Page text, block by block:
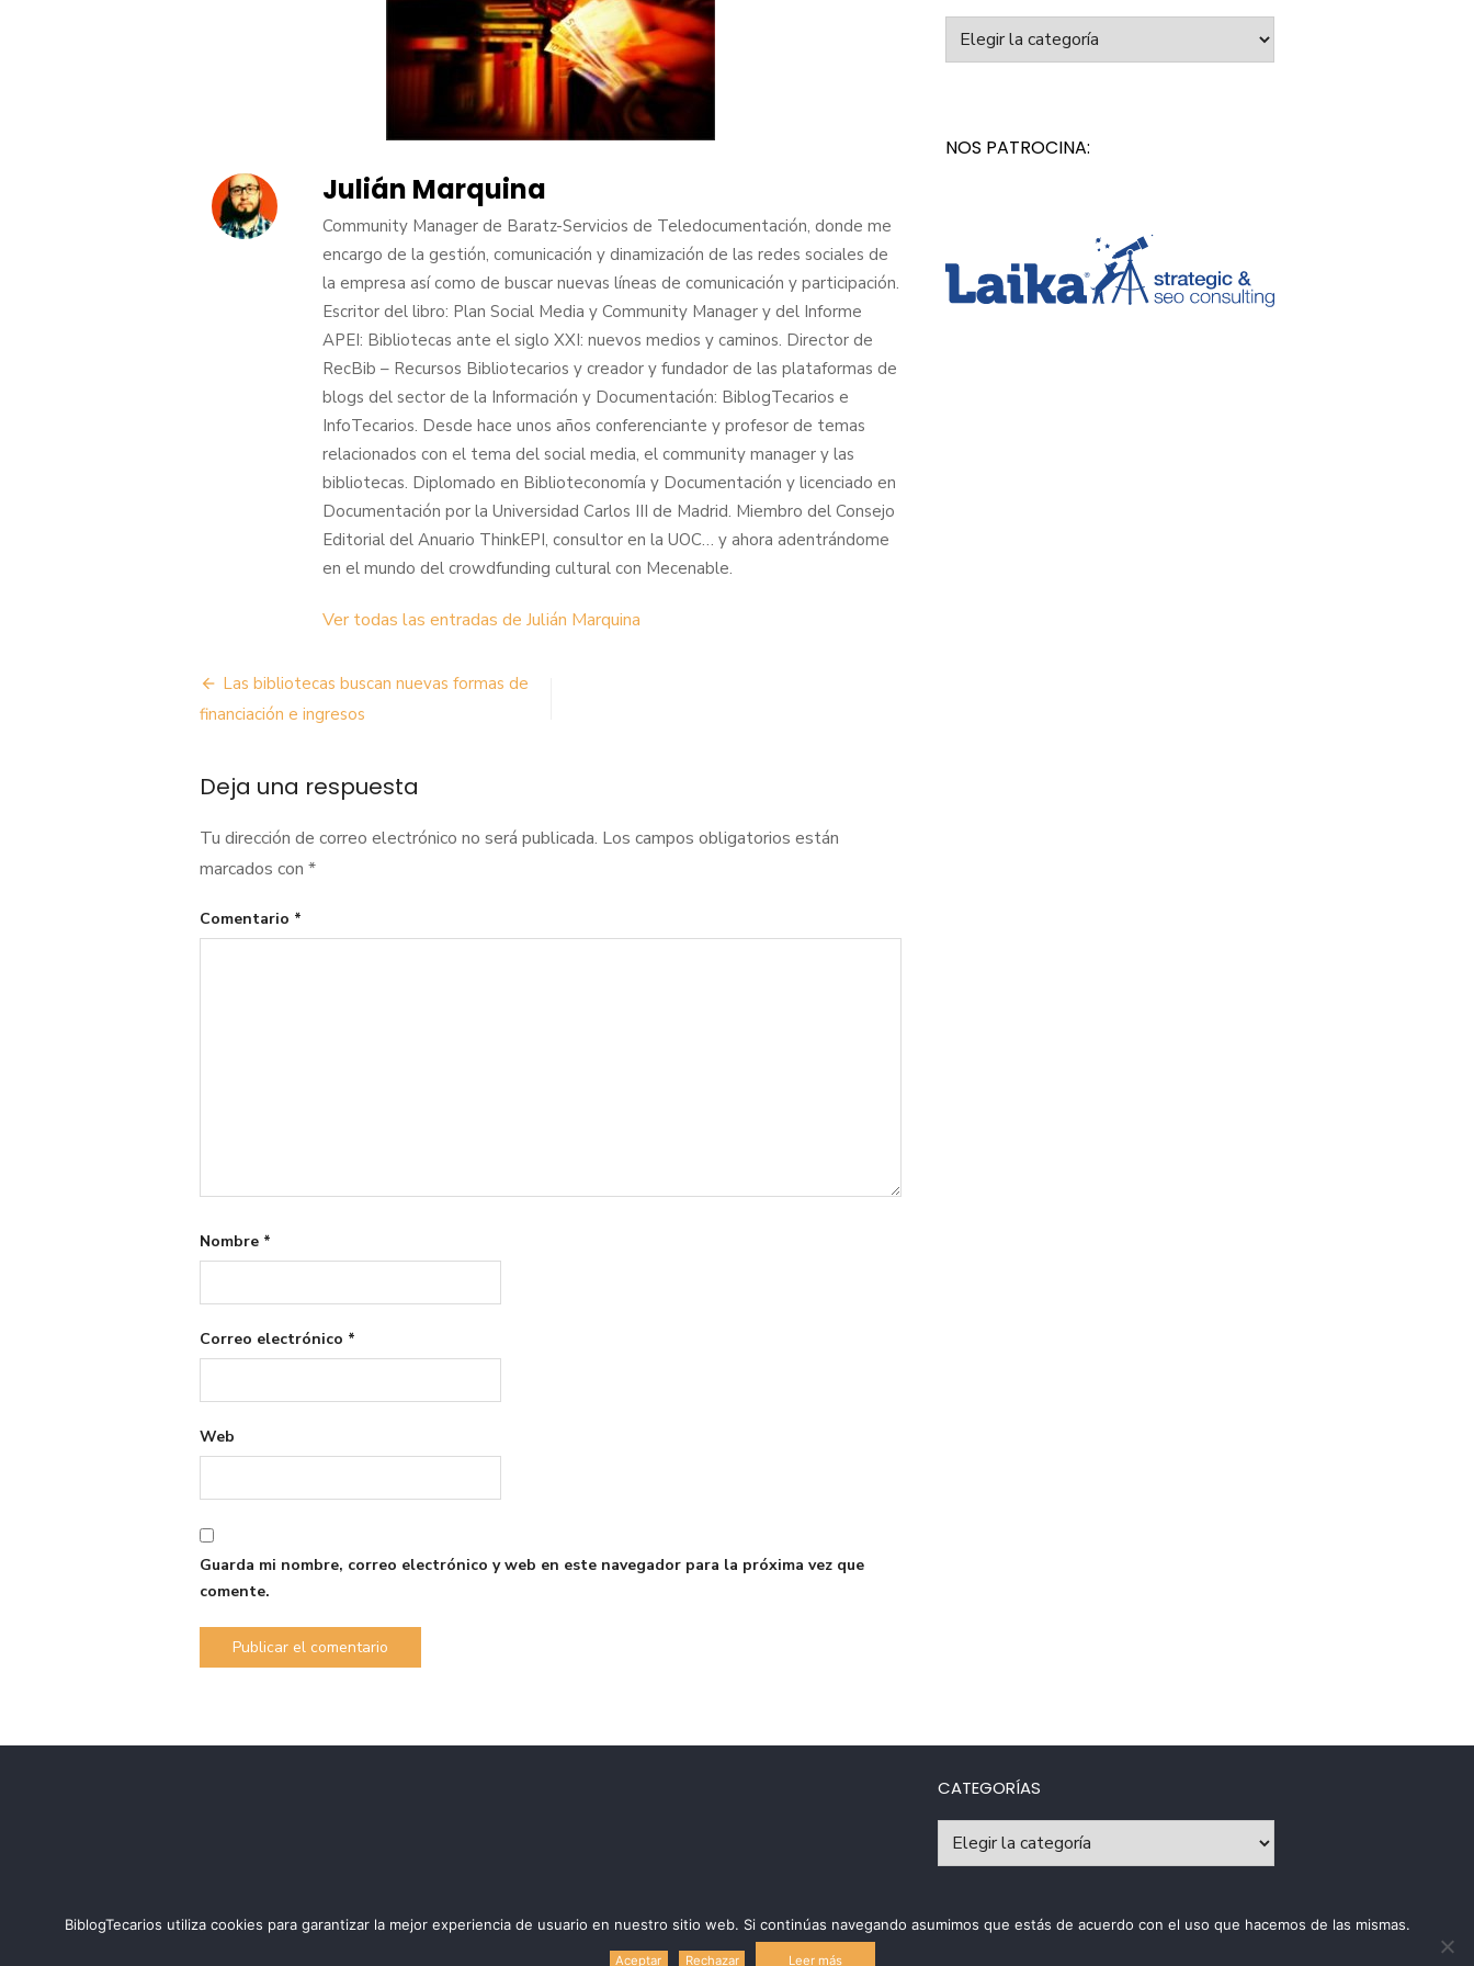
Julián Marquina
Community Manager de Baratz-Servicios de Teledocumentación, donde me
encargo de la gestión, comunicación y dinamización de las redes sociales de
la empresa así como de buscar nuevas líneas de comunicación y participación.
Escritor del libro: Plan Social Media y Community Manager y del Informe
APEI: Bibliotecas ante el siglo XXI: nuevos medios y caminos. Director de
RecBib – Recursos Bibliotecarios y creador y fundador de las plataformas de
blogs del sector de la Información y Documentación: BiblogTecarios e
InfoTecarios. Desde hace unos años conferenciante y profesor de temas
relacionados con el tema del social media, el community manager y las
bibliotecas. Diplomado en Biblioteconomía y Documentación y licenciado en
Documentación por la Universidad Carlos III de Madrid. Miembro del Consejo
Editorial del Anuario ThinkEPI, consultor en la UOC… y ahora adentrándome
en el mundo del crowdfunding cultural con Mecenable.
Ver todas las entradas de Julián Marquina
Navegación
de
Las bibliotecas buscan nuevas formas de
financiación e ingresos
Deja una respuesta
Tu dirección de correo electrónico no será publicada. Los campos obligatorios están
marcados con *
Comentario *
Nombre *
Correo electrónico *
Web
Guarda mi nombre, correo electrónico y web en este navegador para la próxima vez que
comente.
NOS PATROCINA:
CATEGORÍAS
BiblogTecarios utiliza cookies para garantizar la mejor experiencia de usuario en nuestro sitio web. Si continúas navegando asumimos que estás de acuerdo con el uso que hacemos de las mismas.
Aceptar Rechazar Leer más